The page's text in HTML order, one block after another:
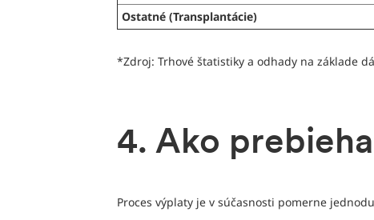
Ostatné (Transplantácie)
*Zdroj: Trhové štatistiky a odhady na základe
4. Ako
Proces výplaty je v súčasnosti pomerne